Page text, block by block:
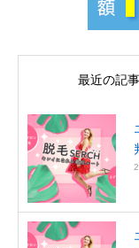
最近の記事